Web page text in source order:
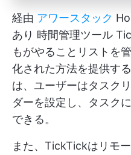
経由 アワースタック
あり 時間管理ツール
もがやることリストを
化された方法を提供す
は、ユーザーはタスク
ダーを設定し、タスク
できる。
また、TickTickはリモ